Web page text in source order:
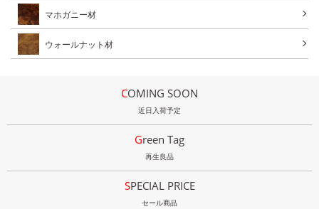
マホガニー材
ウォールナット材
COMING SOON
近日入荷予定
Green Tag
再生良品
SPECIAL PRICE
セール商品